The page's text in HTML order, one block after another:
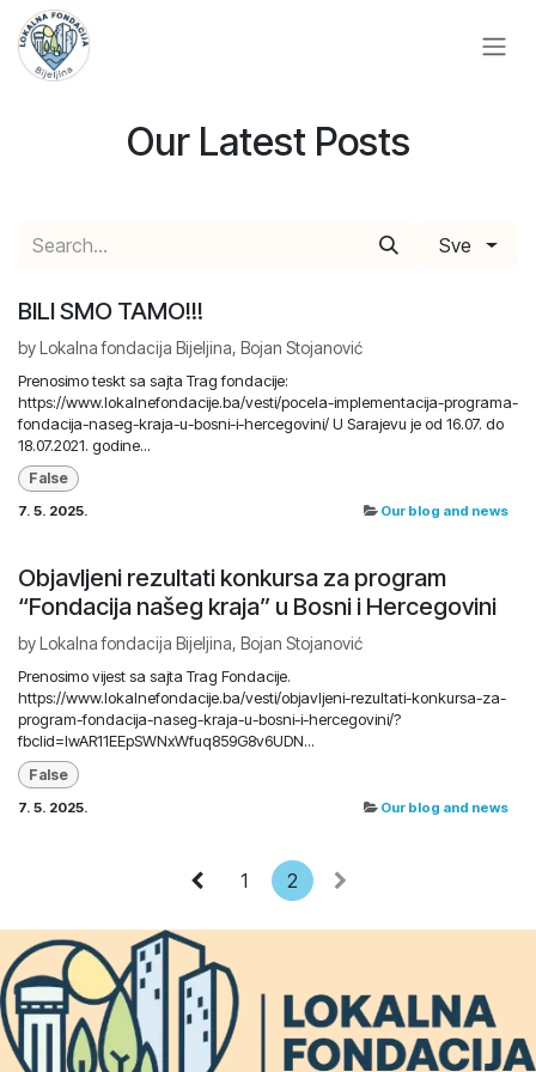
Skip to Content
Our Latest Posts
Sve
BILI SMO TAMO!!!
byLokalna fondacija Bijeljina, Bojan Stojanović
Prenosimo teskt sa sajta Trag fondacije:
https://www.lokalnefondacije.ba/vesti/pocela-implementacija-programa-
fondacija-naseg-kraja-u-bosni-i-hercegovini/ U Sarajevu je od 16.07. do
18.07.2021. godine...
False
7. 5. 2025. Our blog and news
Objavljeni rezultati konkursa za program
“Fondacija našeg kraja” u Bosni i Hercegovini
byLokalna fondacija Bijeljina, Bojan Stojanović
Prenosimo vijest sa sajta Trag Fondacije.
https://www.lokalnefondacije.ba/vesti/objavljeni-rezultati-konkursa-za-
program-fondacija-naseg-kraja-u-bosni-i-hercegovini/?
fbclid=IwAR11EEpSWNxWfuq859G8v6UDN...
False
7. 5. 2025. Our blog and news
1 2